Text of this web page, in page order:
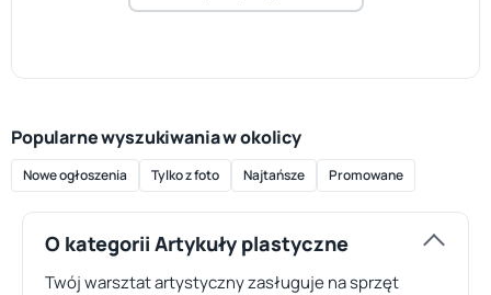
Popularne wyszukiwania w okolicy
Nowe ogłoszenia Tylko z foto Najtańsze Promowane
O kategorii Artykuły plastyczne
Twój warsztat artystyczny zasługuje na sprzęt